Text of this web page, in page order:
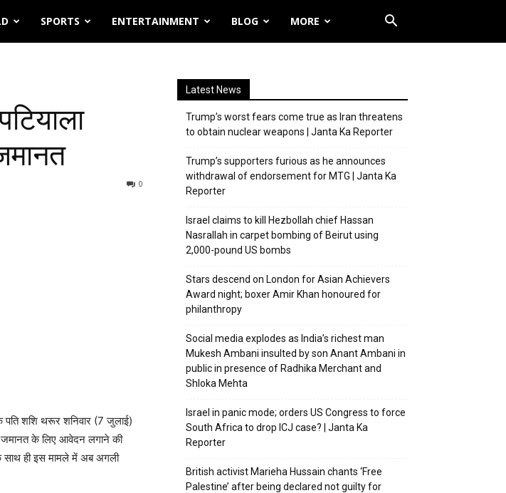
SPORTS ENTERTAINMENT BLOG MORE
0
पति शशि थरूर शनिवार (7 जुलाई)
जमानत के लिए आवेदन लगाने की
साथ ही इस मामले में अब अगली
Latest News
Trump’s worst fears come true as Iran threatens
to obtain nuclear weapons | Janta Ka Reporter
Trump’s supporters furious as he announces
withdrawal of endorsement for MTG | Janta Ka
Reporter
Israel claims to kill Hezbollah chief Hassan
Nasrallah in carpet bombing of Beirut using
2,000-pound US bombs
Stars descend on London for Asian Achievers
Award night; boxer Amir Khan honoured for
philanthropy
Social media explodes as India’s richest man
Mukesh Ambani insulted by son Anant Ambani in
public in presence of Radhika Merchant and
Shloka Mehta
Israel in panic mode; orders US Congress to force
South Africa to drop ICJ case? | Janta Ka
Reporter
British activist Marieha Hussain chants ‘Free
Palestine’ after being declared not guilty for